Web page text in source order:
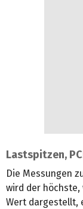
Lastspitzen,
Die Messungen
wird der
Wert dargestellt,